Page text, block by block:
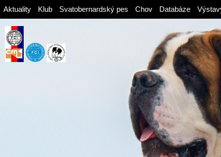
Aktuality Klub Svatobernardský pes Chov Databáze